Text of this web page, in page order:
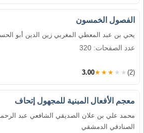
الفصول الخمسون
يحي بن عبد المعطي المغربي زين الدين أبو
عدد الصفحات: 320
3.00★★★★★ (2)
معجم الأفعال المبنية للمجهول إتحاف
محمد علي بن علان الصديقي الشافعي عبد
الصنادقي الدمشقي